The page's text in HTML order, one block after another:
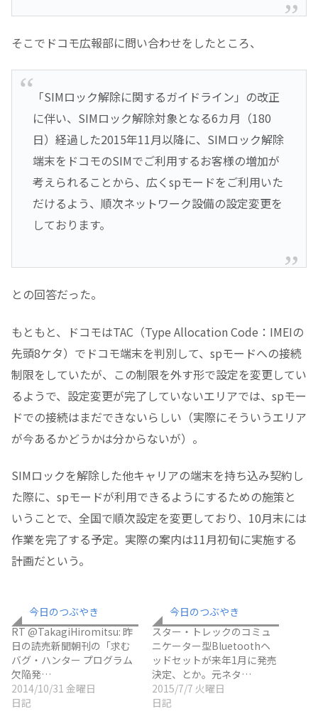
そこでドコモ広報部に問い合わせをしたところ、
「SIMロック解除に関するガイドライン」の改正
に伴い、SIMロック解除対象となる6カ月（180
日）経過した2015年11月以降に、SIMロック解除
端末をドコモのSIMでご利用するお客様の増加が
考えられることから、広くspモードをご利用いた
だけるよう、順次ネットワーク設備の設定変更を
しております。
との回答だった。
もともと、ドコモはTAC（Type Allocation Code：IMEIの
先頭8ケタ）でドコモ端末を判別して、spモードへの接続
制限をしていたが、この制限を外す形で設定を変更してい
るようで、設定変更が完了していないエリアでは、spモー
ドでの接続はまだできないらしい（実際にそういうエリア
が今あるかどうかは分からないが）。
SIMロックを解除した他キャリアの端末を持ち込み契約し
た際に、spモードが利用できるようにするための施策と
いうことで、全国で順次設定を変更しており、10月末には
作業を完了する予定。実際の案内は11月初旬に実施する
計画だという。
今日のつぶやき
RT @TakagiHiromitsu: 昨
日の読売新聞朝刊の「求む
バグ・ハンター プログラム
欠陥発…
2014/10/31 金曜日
日記
今日のつぶやき
スター・トレックのコミュ
ニケーター型Bluetoothヘ
ッドセットが来年1月に発売
決定、とか。元ネタ…
2015/7/7 火曜日
日記